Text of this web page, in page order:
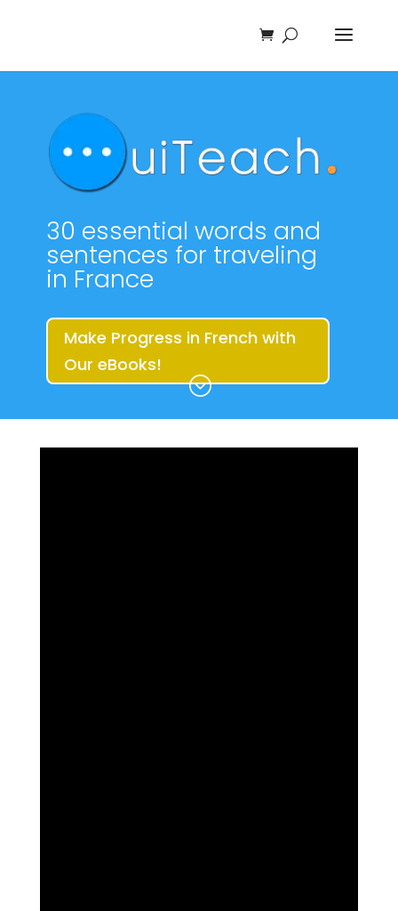
30 essential words and
sentences for traveling
in France
Make Progress in French with
Our eBooks!
;